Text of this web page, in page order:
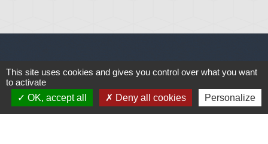
Liens
Météo
This site uses cookies and gives you control over what you want
to activate
OK, accept all
Deny all cookies Personalize